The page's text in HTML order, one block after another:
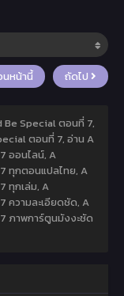
หน้านี้ ถัดไป
Be Special ตอนที่ 7,
ตอนที่ 7, อ่าน A
ออนไลน์, A
ทุกตอนแปลไทย, A
ทุกเล่ม, A
ความละเอียดชัด, A
ภาพการ์ตูนมังงะชัด